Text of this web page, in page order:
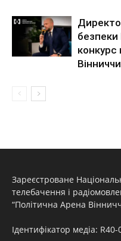
безпеки
конкурс
Зареєстроване
телебачення і
“Політична Арена
Ідентифікатор медіа: